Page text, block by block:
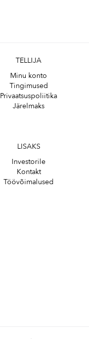
TELLIJA
Minu konto
Tingimused
Privaatsuspoliitika
Järelmaks
LISAKS
Investorile
Kontakt
Töövõimalused